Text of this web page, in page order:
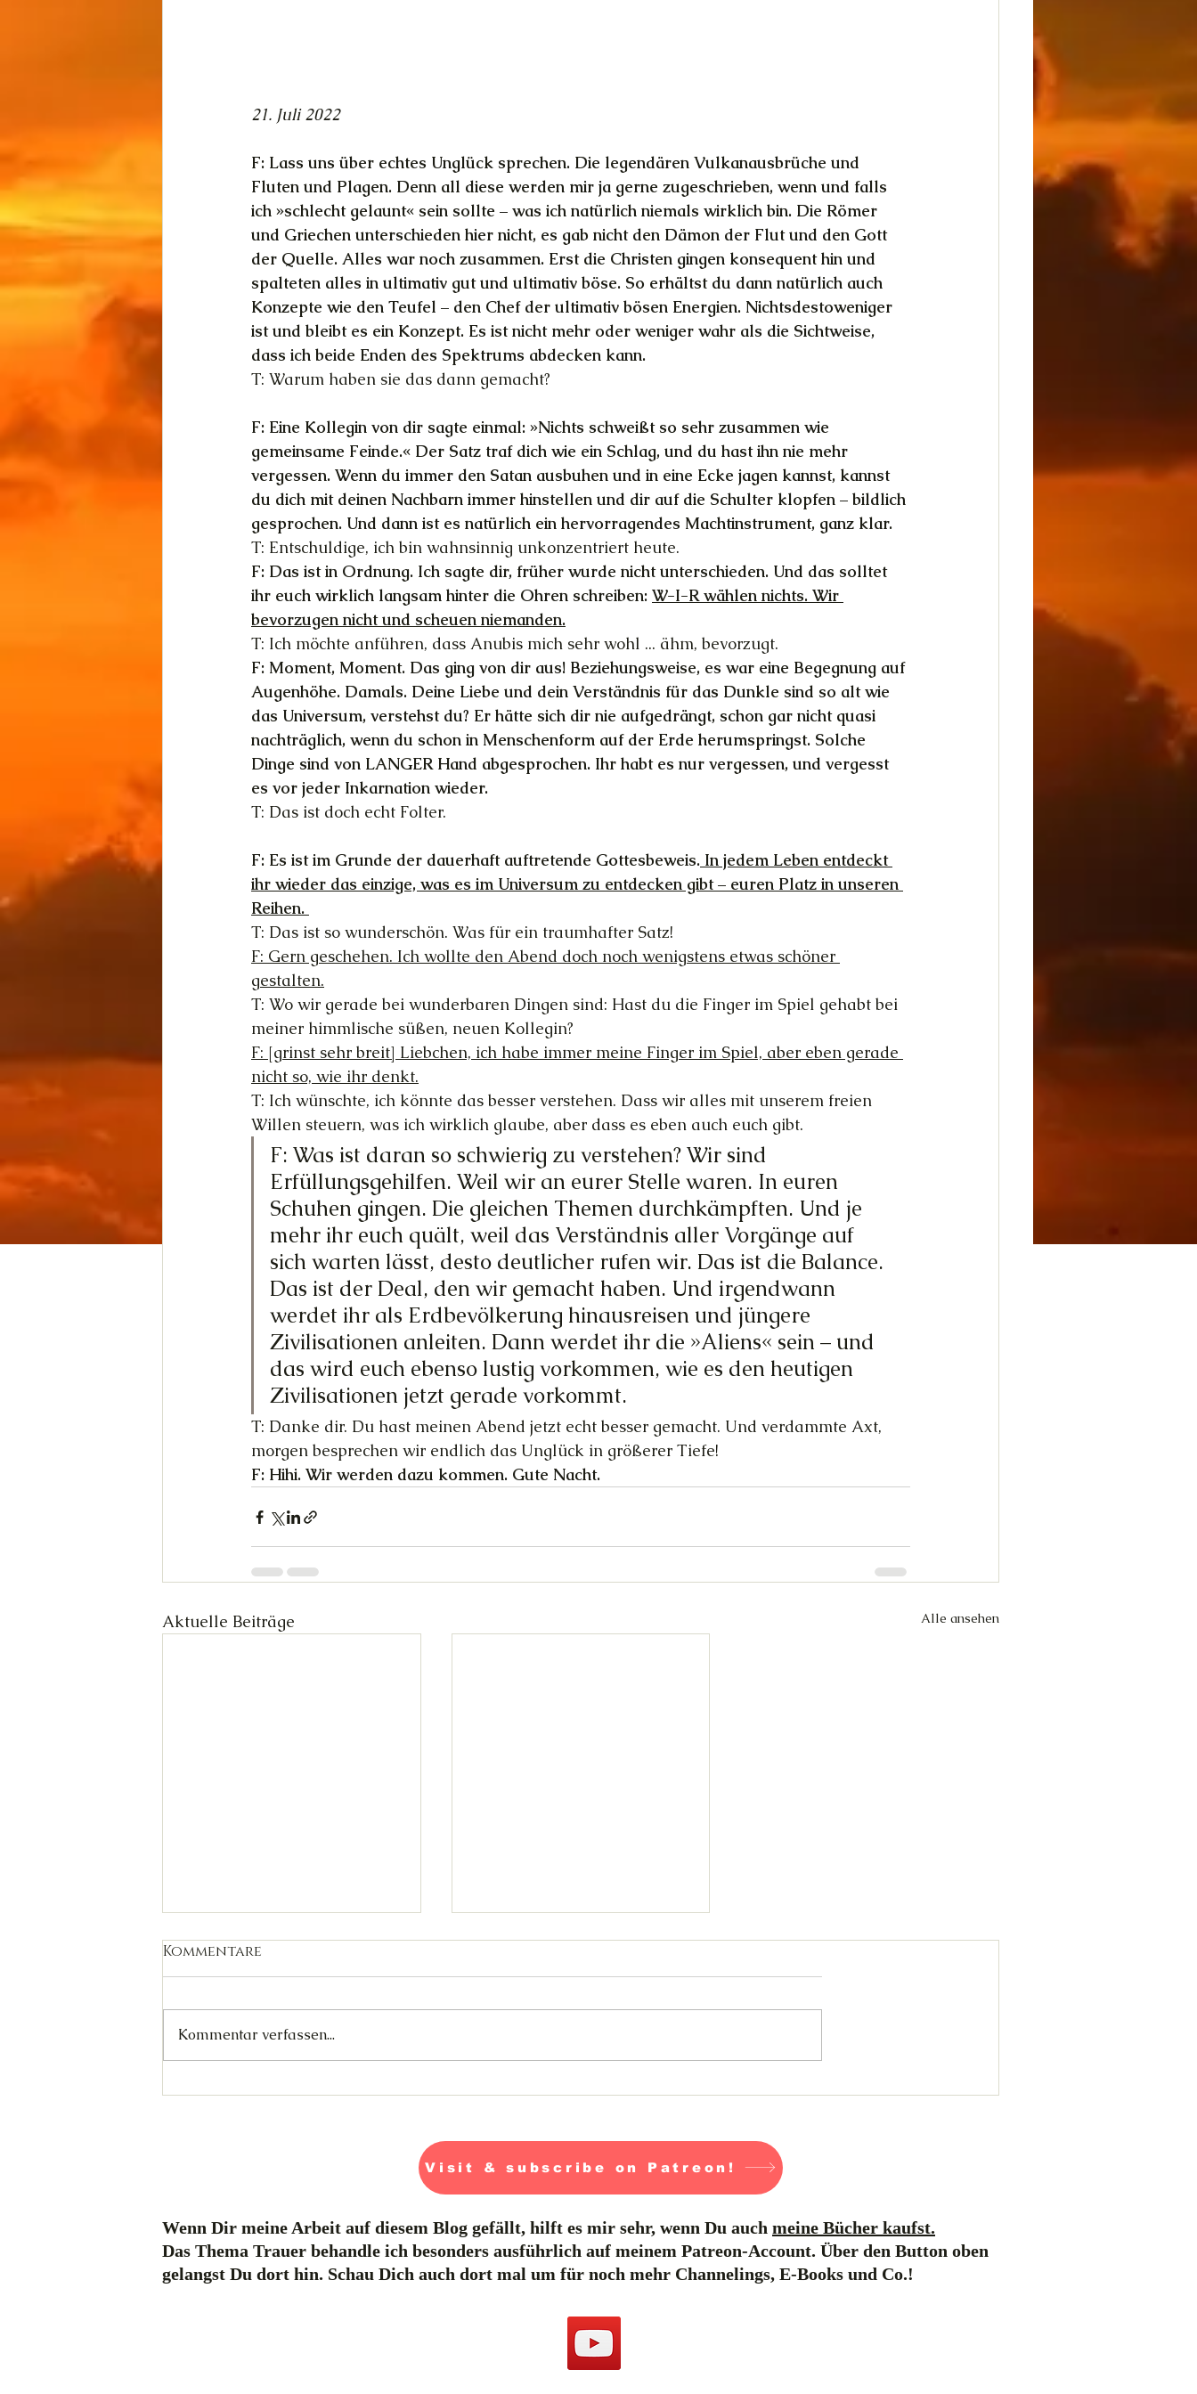
21. Juli 2022
F: Lass uns über echtes Unglück sprechen. Die legendären Vulkanausbrüche und
Fluten und Plagen. Denn all diese werden mir ja gerne zugeschrieben, wenn und falls
ich »schlecht gelaunt« sein sollte – was ich natürlich niemals wirklich bin. Die Römer
und Griechen unterschieden hier nicht, es gab nicht den Dämon der Flut und den Gott
der Quelle. Alles war noch zusammen. Erst die Christen gingen konsequent hin und
spalteten alles in ultimativ gut und ultimativ böse. So erhältst du dann natürlich auch
Konzepte wie den Teufel – den Chef der ultimativ bösen Energien. Nichtsdestoweniger
ist und bleibt es ein Konzept. Es ist nicht mehr oder weniger wahr als die Sichtweise,
dass ich beide Enden des Spektrums abdecken kann.
T: Warum haben sie das dann gemacht?
F: Eine Kollegin von dir sagte einmal: »Nichts schweißt so sehr zusammen wie
gemeinsame Feinde.« Der Satz traf dich wie ein Schlag, und du hast ihn nie mehr
vergessen. Wenn du immer den Satan ausbuhen und in eine Ecke jagen kannst, kannst
du dich mit deinen Nachbarn immer hinstellen und dir auf die Schulter klopfen – bildlich
gesprochen. Und dann ist es natürlich ein hervorragendes Machtinstrument, ganz klar.
T: Entschuldige, ich bin wahnsinnig unkonzentriert heute.
F: Das ist in Ordnung. Ich sagte dir, früher wurde nicht unterschieden. Und das solltet
ihr euch wirklich langsam hinter die Ohren schreiben: W-I-R wählen nichts. Wir
bevorzugen nicht und scheuen niemanden.
T: Ich möchte anführen, dass Anubis mich sehr wohl ... ähm, bevorzugt.
F: Moment, Moment. Das ging von dir aus! Beziehungsweise, es war eine Begegnung auf
Augenhöhe. Damals. Deine Liebe und dein Verständnis für das Dunkle sind so alt wie
das Universum, verstehst du? Er hätte sich dir nie aufgedrängt, schon gar nicht quasi
nachträglich, wenn du schon in Menschenform auf der Erde herumspringst. Solche
Dinge sind von LANGER Hand abgesprochen. Ihr habt es nur vergessen, und vergesst
es vor jeder Inkarnation wieder.
T: Das ist doch echt Folter.
F: Es ist im Grunde der dauerhaft auftretende Gottesbeweis. In jedem Leben entdeckt
ihr wieder das einzige, was es im Universum zu entdecken gibt – euren Platz in unseren
Reihen.
T: Das ist so wunderschön. Was für ein traumhafter Satz!
F: Gern geschehen. Ich wollte den Abend doch noch wenigstens etwas schöner
gestalten.
T: Wo wir gerade bei wunderbaren Dingen sind: Hast du die Finger im Spiel gehabt bei
meiner himmlische süßen, neuen Kollegin?
F: [grinst sehr breit] Liebchen, ich habe immer meine Finger im Spiel, aber eben gerade
nicht so, wie ihr denkt.
T: Ich wünschte, ich könnte das besser verstehen. Dass wir alles mit unserem freien
Willen steuern, was ich wirklich glaube, aber dass es eben auch euch gibt.
F: Was ist daran so schwierig zu verstehen? Wir sind
Erfüllungsgehilfen. Weil wir an eurer Stelle waren. In euren
Schuhen gingen. Die gleichen Themen durchkämpften. Und je
mehr ihr euch quält, weil das Verständnis aller Vorgänge auf
sich warten lässt, desto deutlicher rufen wir. Das ist die Balance.
Das ist der Deal, den wir gemacht haben. Und irgendwann
werdet ihr als Erdbevölkerung hinausreisen und jüngere
Zivilisationen anleiten. Dann werdet ihr die »Aliens« sein – und
das wird euch ebenso lustig vorkommen, wie es den heutigen
Zivilisationen jetzt gerade vorkommt.
T: Danke dir. Du hast meinen Abend jetzt echt besser gemacht. Und verdammte Axt,
morgen besprechen wir endlich das Unglück in größerer Tiefe!
F: Hihi. Wir werden dazu kommen. Gute Nacht.
Aktuelle Beiträge Alle ansehen
Kommentare
Kommentar verfassen...
Visit & subscribe on Patreon!
Wenn Dir meine Arbeit auf diesem Blog gefällt, hilft es mir sehr, wenn Du auch meine Bücher kaufst.
Das Thema Trauer behandle ich besonders ausführlich auf meinem Patreon-Account. Über den Button oben
gelangst Du dort hin. Schau Dich auch dort mal um für noch mehr Channelings, E-Books und Co.!